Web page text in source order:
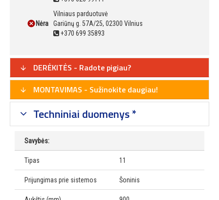
Nėra
Vilniaus parduotuvė
Gariūnų g. 57A/25, 02300 Vilnius
+370 699 35893
DERĖKITĖS - Radote pigiau?
MONTAVIMAS - Sužinokite daugiau!
Techniniai duomenys *
Savybės:
Tipas 11
Prijungimas prie sistemos Šoninis